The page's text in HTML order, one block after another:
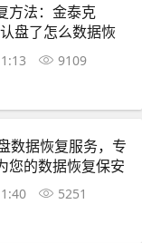
方法：金泰克
盘了怎么数据恢
成功案例9109
数据恢复服务，专
您的数据恢复保安
5251